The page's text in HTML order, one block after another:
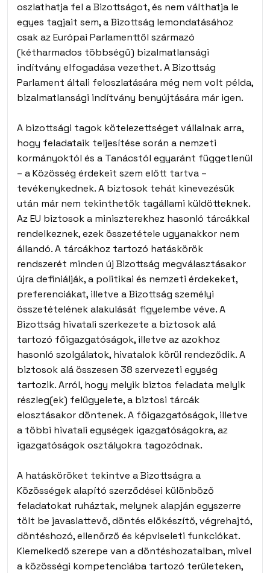
oszlathatja fel a Bizottságot, és nem válthatja le
egyes tagjait sem, a Bizottság lemondatásához
csak az Európai Parlamenttől származó
(kétharmados többségű) bizalmatlansági
indítvány elfogadása vezethet. A Bizottság
Parlament általi feloszlatására még nem volt példa,
bizalmatlansági indítvány benyújtására már igen.
A bizottsági tagok kötelezettséget vállalnak arra,
hogy feladataik teljesítése során a nemzeti
kormányoktól és a Tanácstól egyaránt függetlenül
– a Közösség érdekeit szem előtt tartva –
tevékenykednek. A biztosok tehát kinevezésük
után már nem tekinthetők tagállami küldötteknek.
Az EU biztosok a miniszterekhez hasonló tárcákkal
rendelkeznek, ezek összetétele ugyanakkor nem
állandó. A tárcákhoz tartozó hatáskörök
rendszerét minden új Bizottság megválasztásakor
újra definiálják, a politikai és nemzeti érdekeket,
preferenciákat, illetve a Bizottság személyi
összetételének alakulását figyelembe véve. A
Bizottság hivatali szerkezete a biztosok alá
tartozó főigazgatóságok, illetve az azokhoz
hasonló szolgálatok, hivatalok körül rendeződik. A
biztosok alá összesen 38 szervezeti egység
tartozik. Arról, hogy melyik biztos feladata melyik
részleg(ek) felügyelete, a biztosi tárcák
elosztásakor döntenek. A főigazgatóságok, illetve
a többi hivatali egységek igazgatóságokra, az
igazgatóságok osztályokra tagozódnak.
A hatásköröket tekintve a Bizottságra a
Közösségek alapító szerződései különböző
feladatokat ruháztak, melynek alapján egyszerre
tölt be javaslattevő, döntés előkészítő, végrehajtó,
döntéshozó, ellenőrző és képviseleti funkciókat.
Kiemelkedő szerepe van a döntéshozatalban, mivel
a közösségi kompetenciába tartozó területeken,